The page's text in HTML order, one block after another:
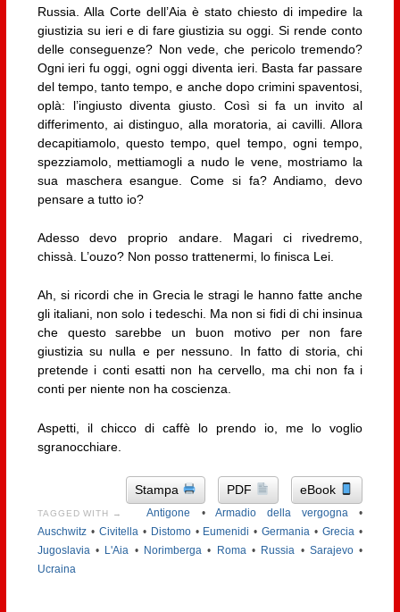
Russia. Alla Corte dell’Aia è stato chiesto di impedire la
giustizia su ieri e di fare giustizia su oggi. Si rende conto
delle conseguenze? Non vede, che pericolo tremendo?
Ogni ieri fu oggi, ogni oggi diventa ieri. Basta far passare
del tempo, tanto tempo, e anche dopo crimini spaventosi,
oplà: l’ingiusto diventa giusto. Così si fa un invito al
differimento, ai distinguo, alla moratoria, ai cavilli. Allora
decapitiamolo, questo tempo, quel tempo, ogni tempo,
spezziamolo, mettiamogli a nudo le vene, mostriamo la
sua maschera esangue. Come si fa? Andiamo, devo
pensare a tutto io?
Adesso devo proprio andare. Magari ci rivedremo,
chissà. L’ouzo? Non posso trattenermi, lo finisca Lei.
Ah, si ricordi che in Grecia le stragi le hanno fatte anche
gli italiani, non solo i tedeschi. Ma non si fidi di chi insinua
che questo sarebbe un buon motivo per non fare
giustizia su nulla e per nessuno. In fatto di storia, chi
pretende i conti esatti non ha cervello, ma chi non fa i
conti per niente non ha coscienza.
Aspetti, il chicco di caffè lo prendo io, me lo voglio
sgranocchiare.
Stampa PDF eBook
TAGGED WITH → Antigone • Armadio della vergogna •
Auschwitz• Civitella• Distomo• Eumenidi •Germania •Grecia •
Jugoslavia• L'Aia • Norimberga • Roma• Russia • Sarajevo •
Ucraina